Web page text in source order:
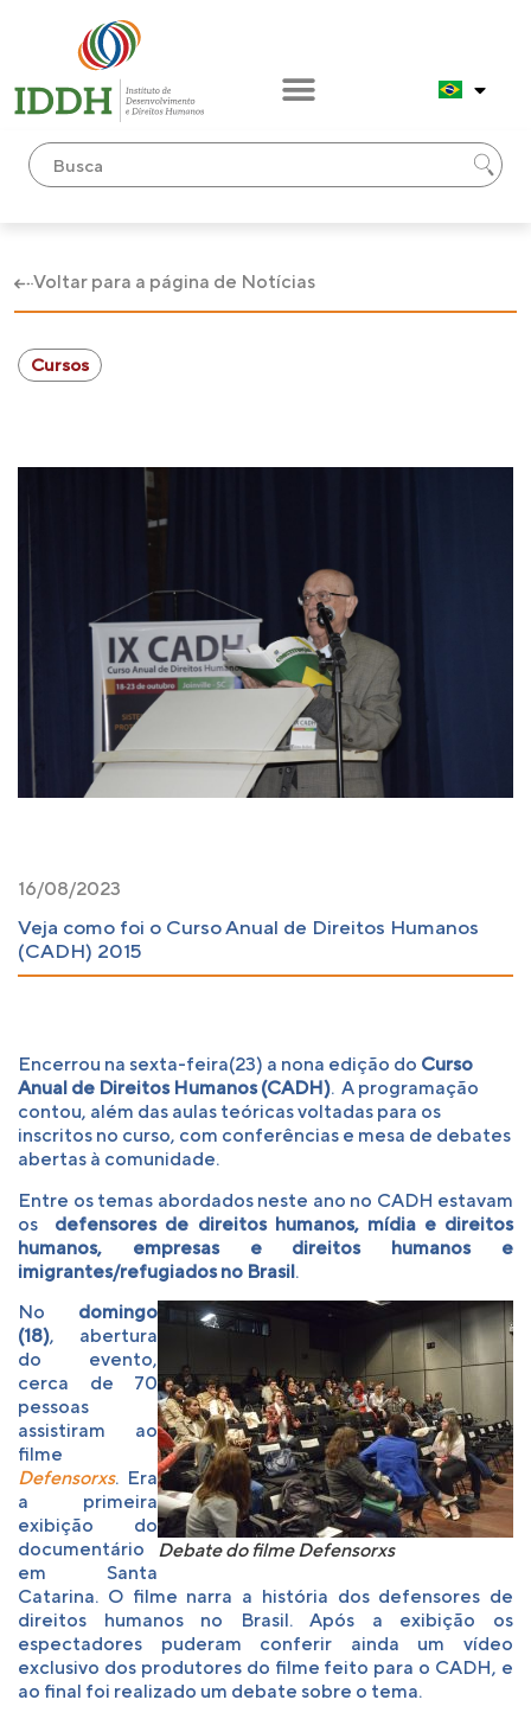
Voltar para a página de Notícias
Cursos
16/08/2023
Veja como foi o Curso Anual de Direitos Humanos
(CADH) 2015
Encerrou na sexta-feira(23) a nona edição do Curso
Anual de Direitos Humanos(CADH). A programação
contou, além das aulas teóricas voltadas para os
inscritos no curso, com conferências e mesa de debates
abertas à comunidade.
Entre os temas abordados neste ano no CADH estavam
os defensores de direitos humanos, mídia e direitos
humanos, empresas e direitos humanos e
imigrantes/refugiados no Brasil.
Debate do filme Defensorxs
No domingo
(18), abertura
do evento,
cerca de 70
pessoas
assistiram ao
filme
Defensorxs. Era
a primeira
exibição do
documentário
em Santa
Catarina. O filme narra a história dos defensores de
direitos humanos no Brasil. Após a exibição os
espectadores puderam conferir ainda um vídeo
exclusivo dos produtores do filme feito para o CADH, e
ao final foi realizado um debate sobre o tema.